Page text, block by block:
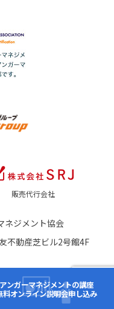
販売代行会社
ネジメント協会
不動産芝ビル2号館4F
アンガーマネジメントの講座
料オンライン説明会申し込み